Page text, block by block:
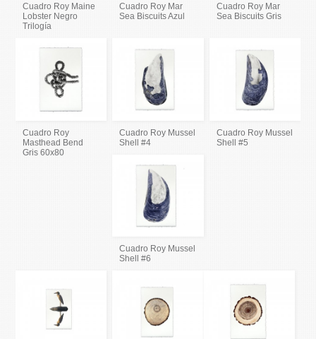
Cuadro Roy Maine
Lobster Negro
Trilogía
Cuadro Roy Mar
Sea Biscuits Azul
Cuadro Roy Mar
Sea Biscuits Gris
Cuadro Roy
Masthead Bend
Gris 60x80
Cuadro Roy Mussel
Shell #4
Cuadro Roy Mussel
Shell #5
Cuadro Roy Mussel
Shell #6